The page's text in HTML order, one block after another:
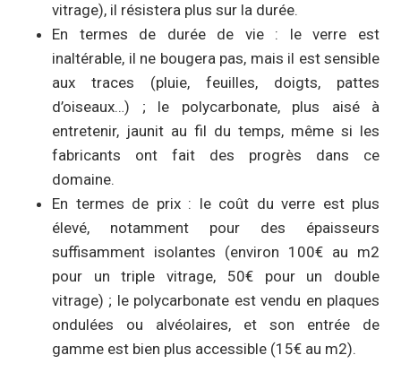
vitrage), il résistera plus sur la durée.
En termes de durée de vie : le verre est
inaltérable, il ne bougera pas, mais il est sensible
aux traces (pluie, feuilles, doigts, pattes
d’oiseaux…) ; le polycarbonate, plus aisé à
entretenir, jaunit au fil du temps, même si les
fabricants ont fait des progrès dans ce
domaine.
En termes de prix : le coût du verre est plus
élevé, notamment pour des épaisseurs
suffisamment isolantes (environ 100€ au m2
pour un triple vitrage, 50€ pour un double
vitrage) ; le polycarbonate est vendu en plaques
ondulées ou alvéolaires, et son entrée de
gamme est bien plus accessible (15€ au m2).